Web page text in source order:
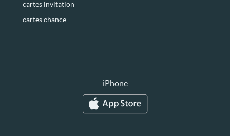
cartes invitation
cartes chance
iPhone